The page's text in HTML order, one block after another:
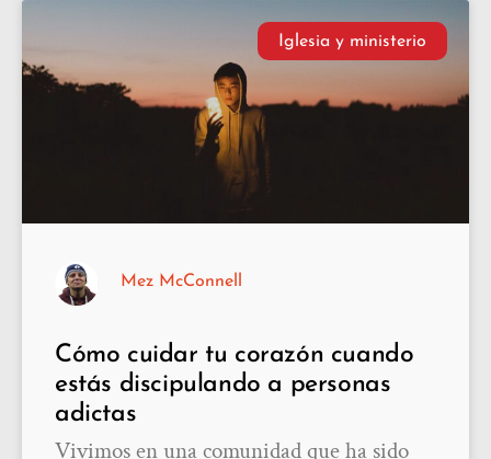
Iglesia y ministerio
Cómo cuidar tu corazón cuando
estás discipulando a personas
adictas
Vivimos en una comunidad que ha sido
Mez McConnell